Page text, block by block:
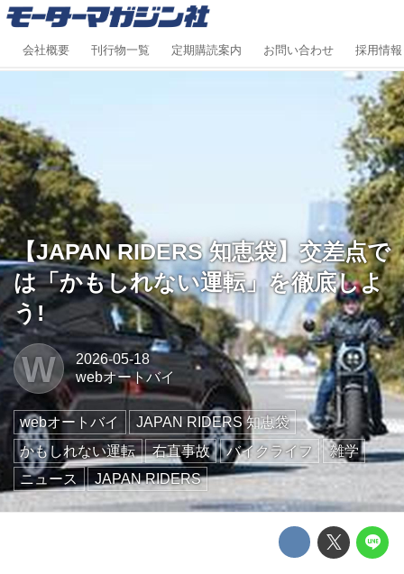
会社概要 刊行物一覧 定期購読案内 お問い合わせ 採用情報
【JAPAN RIDERS 知恵袋】交差点で
は「かもしれない運転」を徹底しよ
う!
W
2026-05-18
webオートバイ
webオートバイ
JAPAN RIDERS 知恵袋
かもしれない運転
右直事故 バイクライフ
雑学
ニュース
JAPAN RIDERS